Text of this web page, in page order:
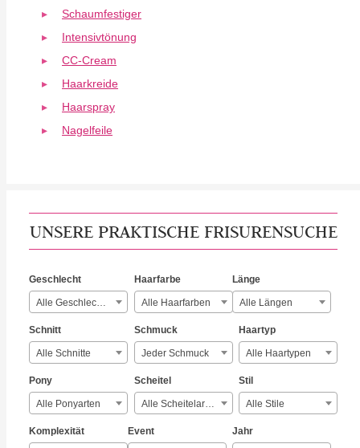
Schaumfestiger
Intensivtönung
CC-Cream
Haarkreide
Haarspray
Nagelfeile
UNSERE PRAKTISCHE FRISURENSUCHE
Geschlecht
Alle Geschlechter
Haarfarbe
Alle Haarfarben
Länge
Alle Längen
Schnitt
Alle Schnitte
Schmuck
Jeder Schmuck
Haartyp
Alle Haartypen
Pony
Alle Ponyarten
Scheitel
Alle Scheitelarten
Stil
Alle Stile
Komplexität Event Jahr